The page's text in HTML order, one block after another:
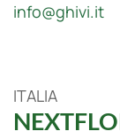
info@ghivi.it
ITALIA